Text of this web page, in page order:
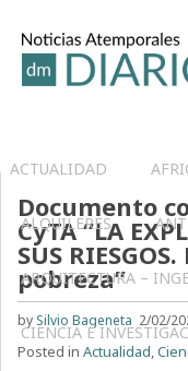
ACTUALIDAD
ALQUILERES
ARQUITECTURA –
CIENCIA E
Documento
CyTA “LA
SUS
pobreza”
by Silvio Bageneta 2/02/
Posted inActualidad,